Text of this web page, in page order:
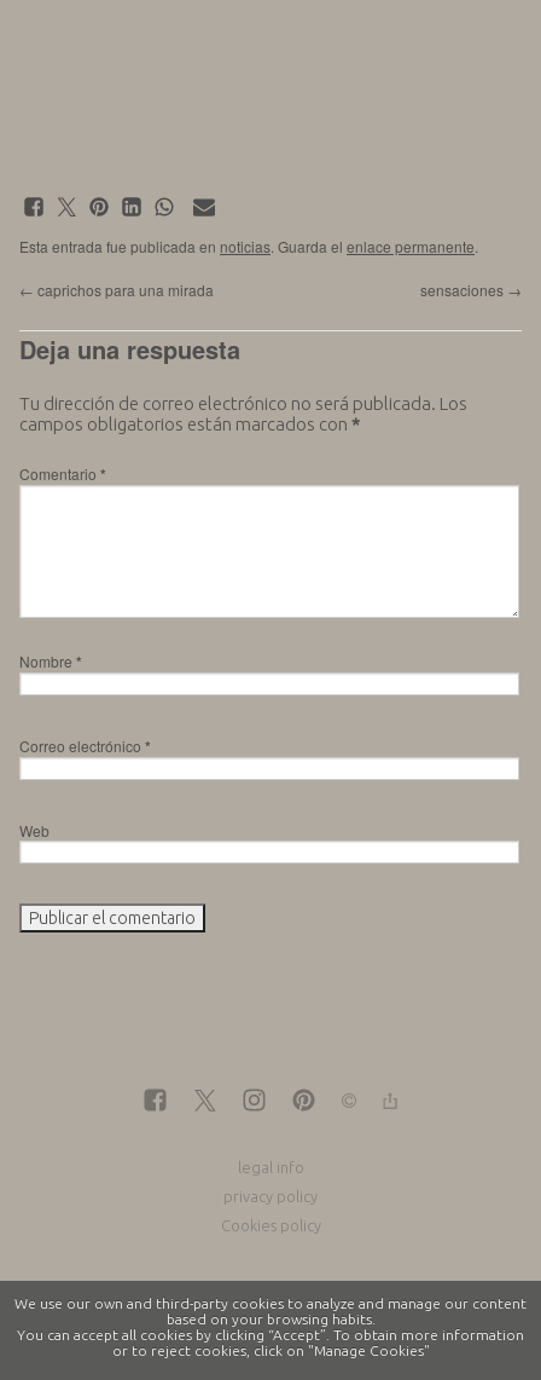
Esta entrada fue publicada en noticias . Guarda el enlace permanente
← caprichos para una mirada sensaciones →
Deja una respuesta
Tu dirección de correo electrónico no será publicada. Los
campos obligatorios están marcados con *
Comentario *
Nombre *
Correo electrónico *
Web
legal info
privacy policy
Cookies policy
We use our own and third-party cookies to analyze and manage our content
based on your browsing habits.
You can accept all cookies by clicking “Accept”. To obtain more information
or to reject cookies, click on "Manage Cookies"